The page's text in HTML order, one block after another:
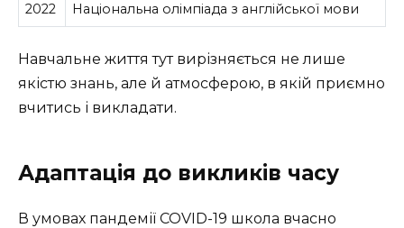
2022 Національна олімпіада з англійської мови
Навчальне життя тут вирізняється не лише
якістю знань, але й атмосферою, в якій приємно
вчитись і викладати.
Адаптація до викликів часу
В умовах пандемії COVID-19 школа вчасно